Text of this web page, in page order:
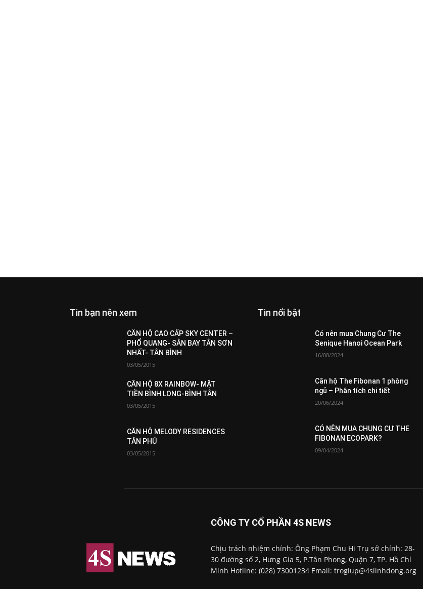
Tin bạn nên xem
All Featured
CĂN HỘ CAO CẤP SKY CENTER –
PHỔ QUANG- SÂN BAY TÂN SƠN
NHẤT- TÂN BÌNH
03/05/2015
CĂN HỘ 8X RAINBOW- MẶT
TIỀN BÌNH LONG-BÌNH TÂN
03/05/2015
CĂN HỘ MELODY RESIDENCES
TÂN PHÚ
03/05/2015
Tin nổi bật
All Featured
Có nên mua Chung Cư The
Senique Hanoi Ocean Park
16/08/2024
Căn hộ The Fibonan 1 phòng
ngủ – Phân tích chi tiết
20/06/2024
CÓ NÊN MUA CHUNG CƯ THE
FIBONAN ECOPARK?
09/04/2024
CÔNG TY CỔ PHẦN 4S NEWS
Chịu trách nhiệm chính: Ông Phạm Chu Hi Trụ sở chính: 28-
30 đường số 2, Hưng Gia 5, P.Tân Phong, Quận 7, TP. Hồ Chí
Minh Hotline: (028) 73001234 Email: trogiup@4slinhdong.org